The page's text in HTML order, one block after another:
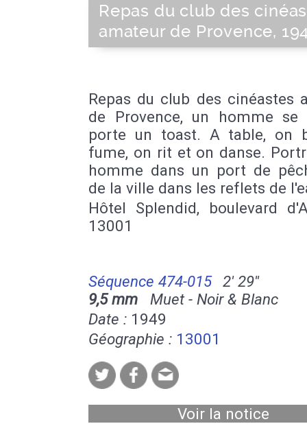
Repas du club des
amateur de Provence,
Repas du club des cinéastes
de Provence, un homme se
porte un toast. A table, on
fume, on rit et on danse.
homme dans un port de
de la ville dans les reflets de
Hôtel Splendid, boulevard
13001
Séquence 474-015
2' 29''
9,5 mm Muet - Noir & Blanc
Date : 1949
Géographie : 13001
Voir la notice